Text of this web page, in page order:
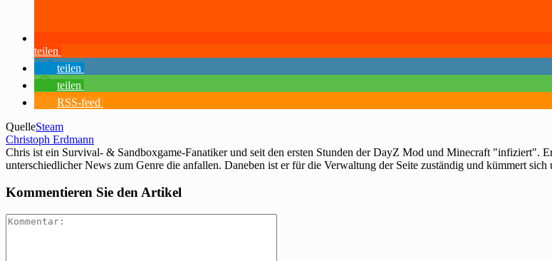
teilen
teilen
teilen
RSS-feed
QuelleSteam
Christoph Erdmann
Chris ist ein Survival- & Sandboxgame-Fanatiker und seit den ersten Stunden der DayZ Mod und Minecraft "infiziert".
unterschiedlicher News zum Genre die anfallen. Daneben ist er für die Verwaltung der Seite zuständig und kümmert
Kommentieren Sie den Artikel